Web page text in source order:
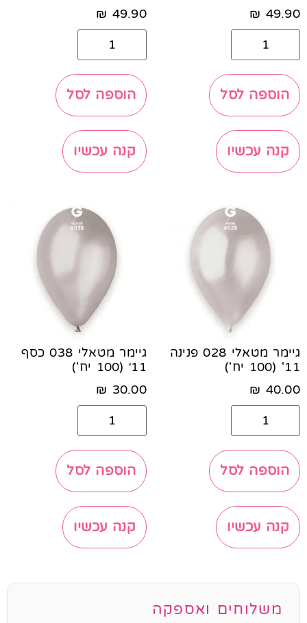
49.90
₪
הוספה לסל
קנה עכשיו
49.90
₪
הוספה לסל
קנה עכשיו
גיימר מטאלי 028 פנינה
11' (100 יח')
40.00
₪
הוספה לסל
קנה עכשיו
גיימר מטאלי 038 כסף
11׳ (100 יח')
30.00
₪
הוספה לסל
קנה עכשיו
משלוחים ואספקה